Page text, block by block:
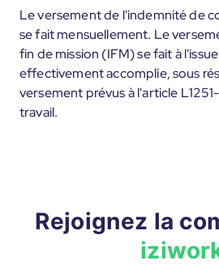
Le versement de l'indemnité de
se fait mensuellement. Le
fin de mission (IFM) se fait à
effectivement accomplie, sous
versement prévus à l'article
travail.
Rejoignez la